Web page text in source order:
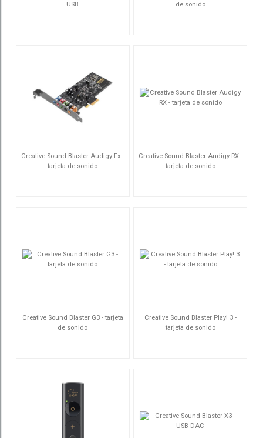
USB
de sonido
Creative Sound Blaster Audigy Fx -
tarjeta de sonido
Creative Sound Blaster Audigy RX -
tarjeta de sonido
Creative Sound Blaster G3 - tarjeta
de sonido
Creative Sound Blaster Play! 3 -
tarjeta de sonido